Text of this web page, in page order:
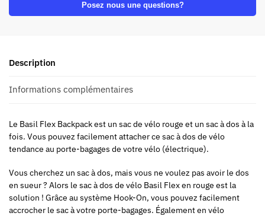
Posez nous une questions?
Description
Informations complémentaires
Le Basil Flex Backpack est un sac de vélo rouge et un sac à dos à la
fois. Vous pouvez facilement attacher ce sac à dos de vélo
tendance au porte-bagages de votre vélo (électrique).
Vous cherchez un sac à dos, mais vous ne voulez pas avoir le dos
en sueur ? Alors le sac à dos de vélo Basil Flex en rouge est la
solution ! Grâce au système Hook-On, vous pouvez facilement
accrocher le sac à votre porte-bagages. Également en vélo